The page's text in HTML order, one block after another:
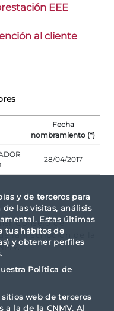
y de terceros para
las visitas, análisis
Estas últimas
tus hábitos de
y obtener perfiles
Política de
web de terceros
la de la CNMV. Al
EEE
al cliente
Fecha
nombramiento (*)
28/04/2017
Consejo de
la inscripción de la